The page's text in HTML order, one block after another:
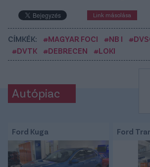
Link másolása
CÍMKÉK: #MAGYAR FOCI #NB I
#DVTK
#DEBRECEN #LOKI
Autópiac
Ford Kuga Ford